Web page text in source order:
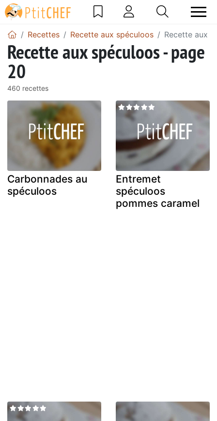
Recettes Recette aux spéculoos Recette aux
Recette aux spéculoos - page
20
460 recettes
Carbonnades au
spéculoos
Entremet
spéculoos
pommes caramel